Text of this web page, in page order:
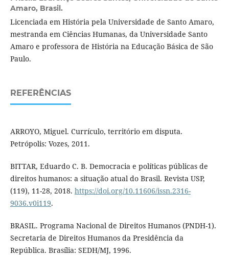
Amaro, Brasil.
Licenciada em História pela Universidade de Santo Amaro,
mestranda em Ciências Humanas, da Universidade Santo
Amaro e professora de História na Educação Básica de São
Paulo.
REFERÊNCIAS
ARROYO, Miguel. Currículo, território em disputa.
Petrópolis: Vozes, 2011.
BITTAR, Eduardo C. B. Democracia e políticas públicas de
direitos humanos: a situação atual do Brasil. Revista USP,
(119), 11-28, 2018. https://doi.org/10.11606/issn.2316-
9036.v0i119.
BRASIL. Programa Nacional de Direitos Humanos (PNDH-1).
Secretaria de Direitos Humanos da Presidência da
República. Brasília: SEDH/MJ, 1996.